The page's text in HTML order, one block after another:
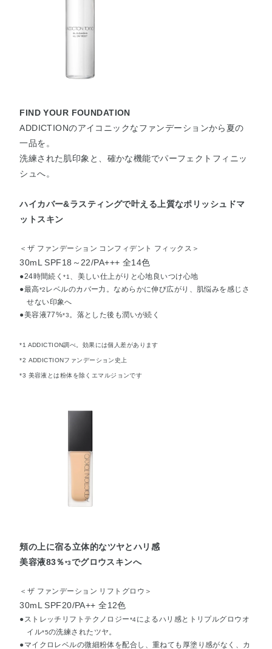
FIND YOUR FOUNDATION
ADDICTIONのアイコニックなファンデーションから夏の
一品を。
洗練された肌印象と、確かな機能でパーフェクトフィニッ
シュへ。
ハイカバー&ラスティングで叶える上質なポリッシュドマ
ットスキン
＜ザ ファンデーション コンフィデント フィックス＞
30mL SPF18～22/PA+++ 全14色
●24時間続く*1 、美しい仕上がりと心地良いつけ心地
●最高*2レベルのカバー力。なめらかに伸び広がり、肌悩みを感じさ
せない印象へ
●美容液77%*3。落とした後も潤いが続く
*1 ADDICTION調べ。効果には個人差があります
*2 ADDICTIONファンデーション史上
*3 美容液とは粉体を除くエマルジョンです
頬の上に宿る立体的なツヤとハリ感
美容液83％*3でグロウスキンへ
＜ザ ファンデーション リフトグロウ＞
30mL SPF20/PA++ 全12色
●ストレッチリフトテクノロジー*4によるハリ感とトリプルグロウオ
イル*5の洗練されたツヤ。
●マイクロレベルの微細粉体を配合し、重ねても厚塗り感がなく、カ